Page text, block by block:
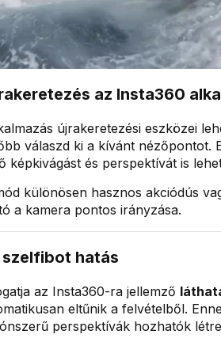
az Insta360
újrakeretezési eszközei
válaszd ki a kívánt nézőpontot.
képkivágást és perspektívát is
különösen hasznos akciódús
a kamera pontos irányzása.
hatás
az Insta360-ra jellemző
eltűnik a felvételből.
perspektívák hozhatók